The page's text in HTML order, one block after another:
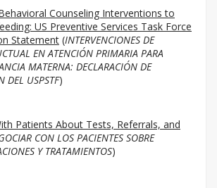
Counseling Interventions to
US Preventive Services Task Force
Statement (INTERVENCIONES DE
EN ATENCIÓN PRIMARIA PARA
MATERNA: DECLARACIÓN DE
DEL USPSTF)
Patients About Tests, Referrals, and
CON LOS PACIENTES SOBRE
Y TRATAMIENTOS)